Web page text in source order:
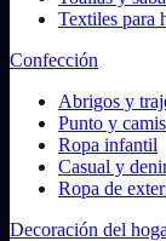
Textiles para
Confección
Abrigos y
Punto y
Ropa infantil
Casual y
Ropa de
Decoración del